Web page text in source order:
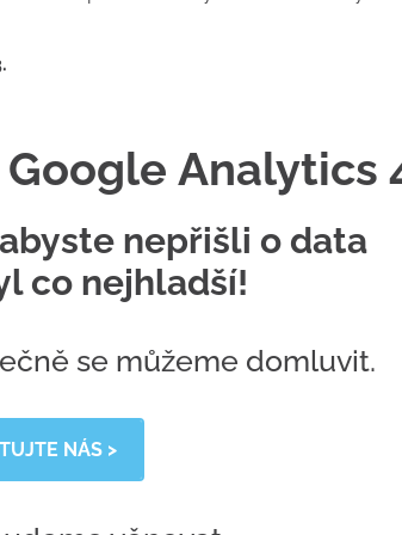
Analytics
nepřišli o data
co nejhladší!
se můžeme domluvit.
NÁS >